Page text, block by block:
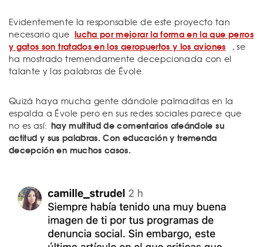
Evidentemente la responsable de este proyecto tan
necesario que lucha por mejorar la forma en la que perros
y gatos son tratados en los aeropuertos y los aviones
, se
ha mostrado tremendamente decepcionada con el
talante y las palabras de Évole.
Quizá haya mucha gente dándole palmaditas en la
espalda a Évole pero en sus redes sociales parece que
no es así: hay multitud de comentarios afeándole su
actitud y sus palabras. Con educación y tremenda
decepción en muchos casos.